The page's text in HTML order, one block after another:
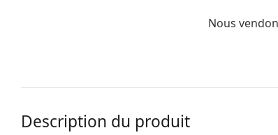
Nous
Description du produit